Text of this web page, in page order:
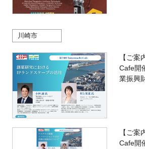
川崎市
【ご
Cafe開
業振興
【ご
Cafe開